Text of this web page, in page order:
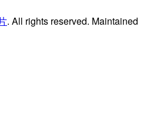
. All rights reserved. Maintained